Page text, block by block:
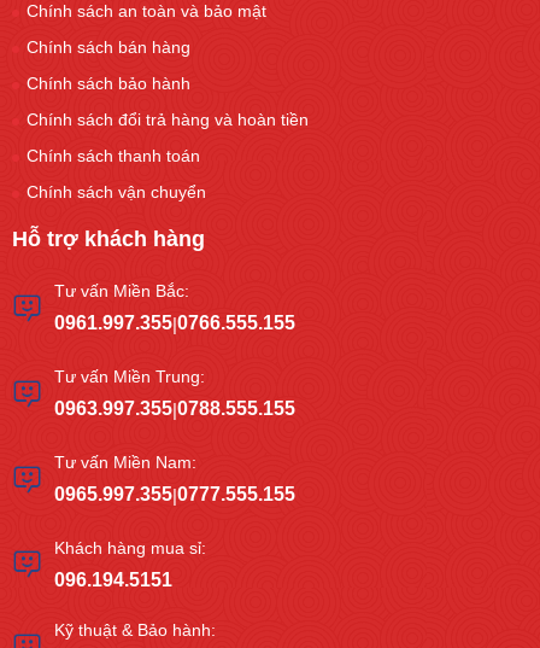
Chính sách an toàn và bảo mật
Chính sách bán hàng
Chính sách bảo hành
Chính sách đổi trả hàng và hoàn tiền
Chính sách thanh toán
Chính sách vận chuyển
Hỗ trợ khách hàng
Tư vấn Miền Bắc:
0961.997.355|0766.555.155
Tư vấn Miền Trung:
0963.997.355|0788.555.155
Tư vấn Miền Nam:
0965.997.355|0777.555.155
Khách hàng mua sỉ:
096.194.5151
Kỹ thuật & Bảo hành: